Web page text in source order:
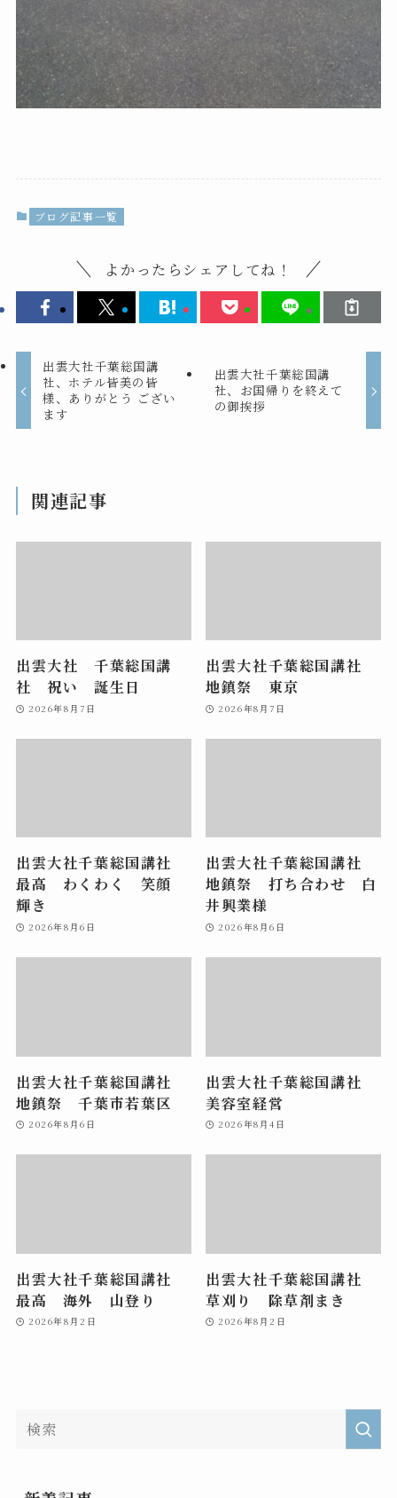
ブログ記事一覧
よかったらシェアしてね！
出雲大社千葉総国講
社、ホテル皆美の皆
様、ありがとう ござい
ます
出雲大社千葉総国講
社、お国帰りを終えて
の御挨拶
関連記事
出雲大社 千葉総国講
社 祝い 誕生日
2026年8月7日
出雲大社千葉総国講社
地鎮祭 東京
2026年8月7日
出雲大社千葉総国講社
最高 わくわく 笑顔
輝き
2026年8月6日
出雲大社千葉総国講社
地鎮祭 打ち合わせ 白
井興業様
2026年8月6日
出雲大社千葉総国講社
地鎮祭 千葉市若葉区
2026年8月6日
出雲大社千葉総国講社
美容室経営
2026年8月4日
出雲大社千葉総国講社
最高 海外 山登り
2026年8月2日
出雲大社千葉総国講社
草刈り 除草剤まき
2026年8月2日